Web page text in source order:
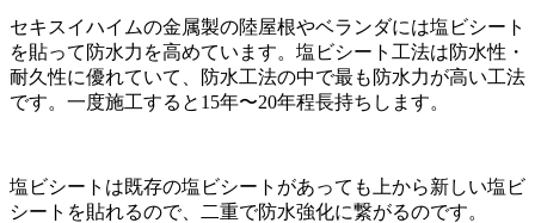
セキスイハイムの金属製の陸屋根やベランダには塩ビシート
を貼って防水力を高めています。塩ビシート工法は防水性・
耐久性に優れていて、防水工法の中で最も防水力が高い工法
です。一度施工すると15年〜20年程長持ちします。
塩ビシートは既存の塩ビシートがあっても上から新しい塩ビ
シートを貼れるので、二重で防水強化に繋がるのです。